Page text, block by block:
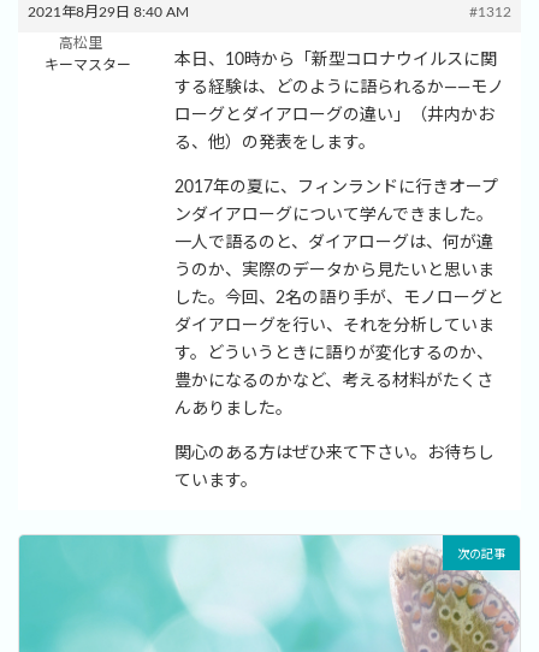
新
日
時
:
2021年8月29日 8:40 AM #1312
高松里
キーマスター
本日、10時から「新型コロナウイルスに関
する経験は、どのように語られるか――モノ
ローグとダイアローグの違い」（井内かお
る、他）の発表をします。
2017年の夏に、フィンランドに行きオープ
ンダイアローグについて学んできました。
一人で語るのと、ダイアローグは、何が違
うのか、実際のデータから見たいと思いま
した。今回、2名の語り手が、モノローグと
ダイアローグを行い、それを分析していま
す。どういうときに語りが変化するのか、
豊かになるのかなど、考える材料がたくさ
んありました。
関心のある方はぜひ来て下さい。お待ちし
ています。
次の記事